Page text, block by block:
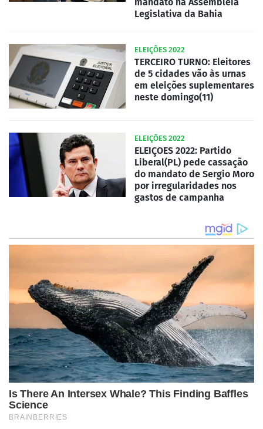
Legislativa da Bahia
ELEIÇÕES 2022
TERCEIRO TURNO: Eleitores
de 5 cidades vão às urnas
em eleições suplementares
neste domingo(11)
ELEIÇÕES 2022
ELEIÇOES 2022: Partido
Liberal(PL) pede cassação
do mandato de Sergio Moro
por irregularidades nos
gastos de campanha